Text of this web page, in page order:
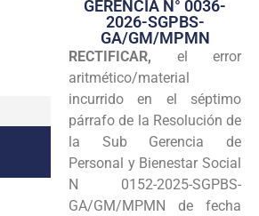
Seguridad
Programas
Intranet
GERENCIA N° 0036-
2026-SGPBS-
GA/GM/MPMN
RECTIFICAR, el error
aritmético/material
incurrido en el séptimo
párrafo de la Resolución de
la Sub Gerencia de
Personal y Bienestar Social
N 0152-2025-SGPBS-
GA/GM/MPMN de fecha